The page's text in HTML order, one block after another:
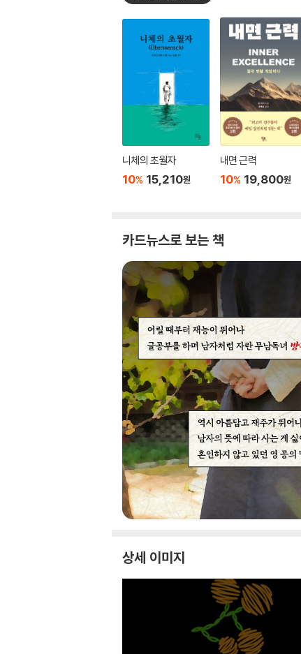
니체의 초월자
10% 15,210원
내면 근력
10% 19,800원
카드뉴스로 보는 책
상세 이미지